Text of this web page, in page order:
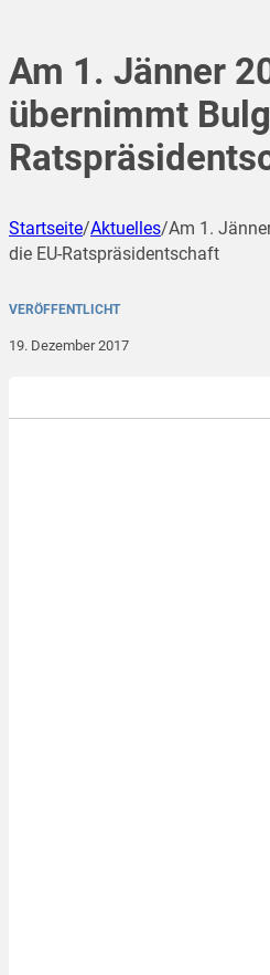
Am 1. Jänner
übernimmt
Startseite/Aktuelles/Am 1.
die EU-Ratspräsidentschaft
VERÖFFENTLICHT
19. Dezember 2017